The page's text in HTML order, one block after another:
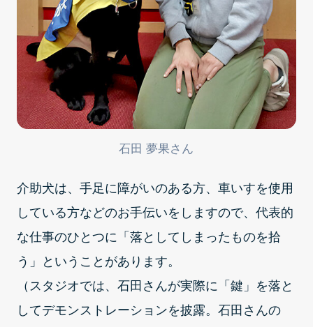
石田 夢果さん
介助犬は、手足に障がいのある方、車いすを使用
している方などのお手伝いをしますので、代表的
な仕事のひとつに「落としてしまったものを拾
う」ということがあります。
（スタジオでは、石田さんが実際に「鍵」を落と
してデモンストレーションを披露。石田さんの